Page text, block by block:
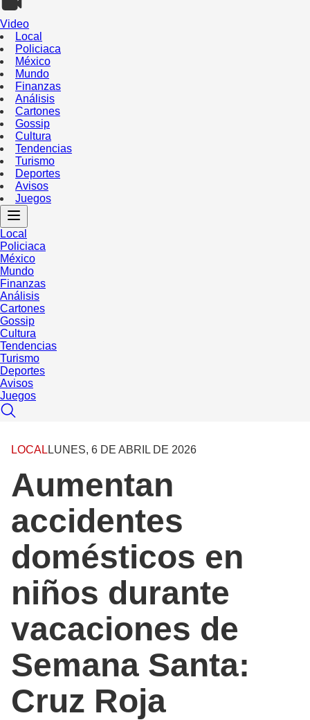
Video
Local
Policiaca
México
Mundo
Finanzas
Análisis
Cartones
Gossip
Cultura
Tendencias
Turismo
Deportes
Avisos
Juegos
Local
Policiaca
México
Mundo
Finanzas
Análisis
Cartones
Gossip
Cultura
Tendencias
Turismo
Deportes
Avisos
Juegos
LOCAL LUNES, 6 DE ABRIL DE 2026
Aumentan
accidentes
domésticos en
niños durante
vacaciones de
Semana Santa:
Cruz Roja